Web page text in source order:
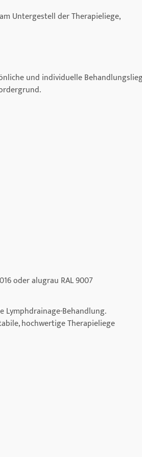
Untergestell der Therapieliege,
und individuelle
oder alugrau RAL 9007
Behandlung.
hochwertige Therapieliege